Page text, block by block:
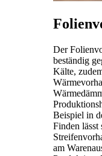
Der
beständig
Kälte,
Beispiel in
Finden lässt
am